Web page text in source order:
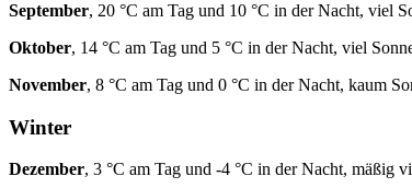
September, 20 °C am Tag und 10 °C in der Nacht, viel
Oktober, 14 °C am Tag und 5 °C in der Nacht, viel
November, 8 °C am Tag und 0 °C in der Nacht, kaum
Winter
Dezember, 3 °C am Tag und -4 °C in der Nacht, mäßig